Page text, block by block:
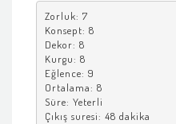
Zorluk: 7
Konsept: 8
Dekor: 8
Kurgu: 8
Eğlence: 9
Ortalama: 8
Süre: Yeterli
Çıkış suresi: 48 dakika